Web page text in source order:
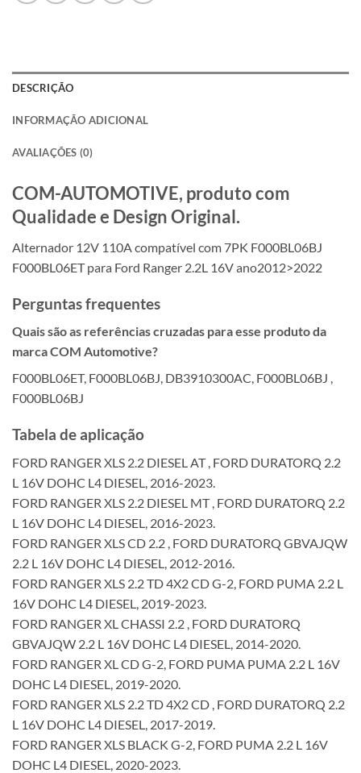
DESCRIÇÃO
INFORMAÇÃO ADICIONAL
AVALIAÇÕES (0)
COM-AUTOMOTIVE, produto com
Qualidade e Design Original.
Alternador 12V 110A compatível com 7PK F000BL06BJ
F000BL06ET para Ford Ranger 2.2L 16V ano2012>2022
Perguntas frequentes
Quais são as referências cruzadas para esse produto da
marca COM Automotive?
F000BL06ET, F000BL06BJ, DB3910300AC, F000BL06BJ ,
F000BL06BJ
Tabela de aplicação
FORD RANGER XLS 2.2 DIESEL AT , FORD DURATORQ 2.2
L 16V DOHC L4 DIESEL, 2016-2023.
FORD RANGER XLS 2.2 DIESEL MT , FORD DURATORQ 2.2
L 16V DOHC L4 DIESEL, 2016-2023.
FORD RANGER XLS CD 2.2 , FORD DURATORQ GBVAJQW
2.2 L 16V DOHC L4 DIESEL, 2012-2016.
FORD RANGER XLS 2.2 TD 4X2 CD G-2, FORD PUMA 2.2 L
16V DOHC L4 DIESEL, 2019-2023.
FORD RANGER XL CHASSI 2.2 , FORD DURATORQ
GBVAJQW 2.2 L 16V DOHC L4 DIESEL, 2014-2020.
FORD RANGER XL CD G-2, FORD PUMA PUMA 2.2 L 16V
DOHC L4 DIESEL, 2019-2020.
FORD RANGER XLS 2.2 TD 4X2 CD , FORD DURATORQ 2.2
L 16V DOHC L4 DIESEL, 2017-2019.
FORD RANGER XLS BLACK G-2, FORD PUMA 2.2 L 16V
DOHC L4 DIESEL, 2020-2023.